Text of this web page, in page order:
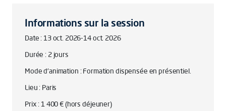
Informations sur la session
Date : 13 oct. 2026-14 oct. 2026
Durée : 2 jours
Mode d'animation : Formation dispensée en présentiel.
Lieu : Paris
Prix : 1 400 € (hors déjeuner)